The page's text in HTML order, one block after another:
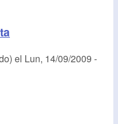
el Lun, 14/09/2009 -